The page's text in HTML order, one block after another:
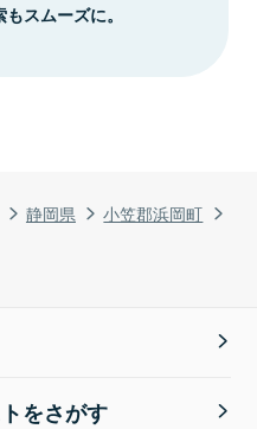
静岡県
小笠郡浜岡町
スムーズに。
をさがす